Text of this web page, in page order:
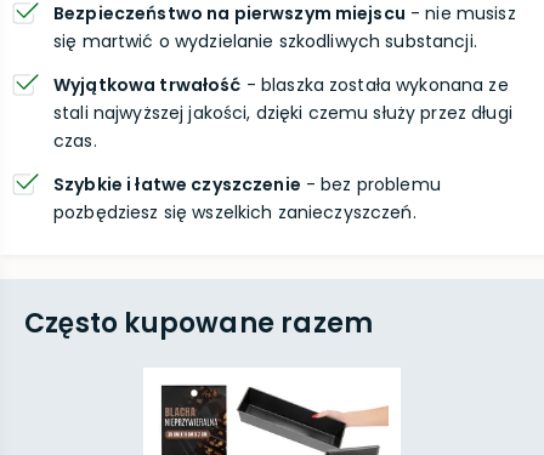
Bezpieczeństwo na pierwszym miejscu - nie musisz
się martwić o wydzielanie szkodliwych substancji.
Wyjątkowa trwałość - blaszka została wykonana ze
stali najwyższej jakości, dzięki czemu służy przez długi
czas.
Szybkie i łatwe czyszczenie - bez problemu
pozbędziesz się wszelkich zanieczyszczeń.
Często kupowane razem